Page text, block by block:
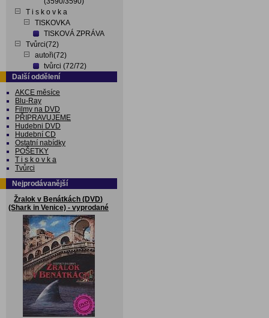
T i s k o v k a
TISKOVKA
TISKOVÁ ZPRÁVA
Tvůrci(72)
autoři(72)
tvůrci (72/72)
Další oddělení
AKCE měsíce
Blu-Ray
Filmy na DVD
PŘIPRAVUJEME
Hudebni DVD
Hudební CD
Ostatní nabídky
POŠETKY
T i s k o v k a
Tvůrci
Nejprodávanější
Žralok v Benátkách (DVD)
(Shark in Venice) - vyprodané